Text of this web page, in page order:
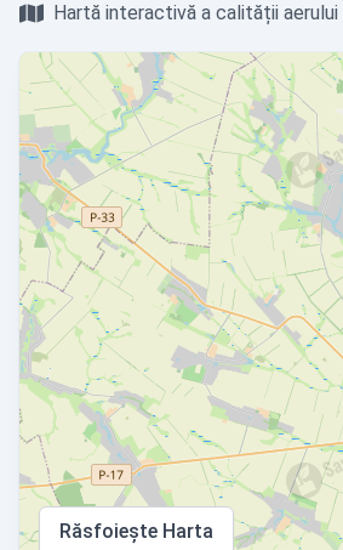
Hartă interactivă a calității
Răsfoiește Harta